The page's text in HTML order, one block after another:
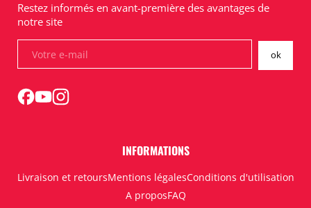
INFORMATIONS
Livraison et retoursMentions légalesConditions d'utilisation
A proposFAQ
Restez informés en avant-première des avantages de
notre site